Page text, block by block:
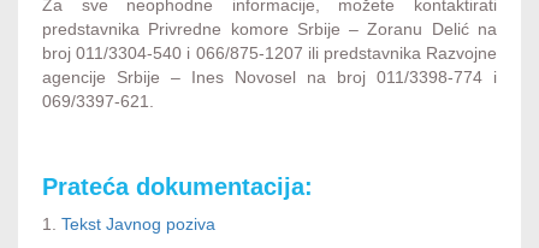
Za sve neophodne informacije, možete kontaktirati
predstavnika Privredne komore Srbije – Zoranu Delić na
broj 011/3304-540 i 066/875-1207 ili predstavnika Razvojne
agencije Srbije – Ines Novosel na broj 011/3398-774 i
069/3397-621.
Prateća dokumentacija:
1. Tekst Javnog poziva